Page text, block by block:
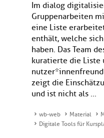
Im dialog
Gruppenarbeiten
eine Liste
enthält, welche
haben. Das Team
kuratierte die Liste
zeigt die
und ist nicht als ...
wb-web Material
Digitale Tools für